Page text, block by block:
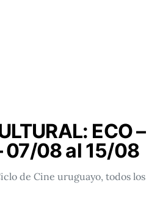
ECO –
07/08 al 15/08
de Cine uruguayo, todos los